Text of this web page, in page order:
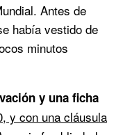
Antes de
había vestido de
minutos
y una ficha
y con una cláusula